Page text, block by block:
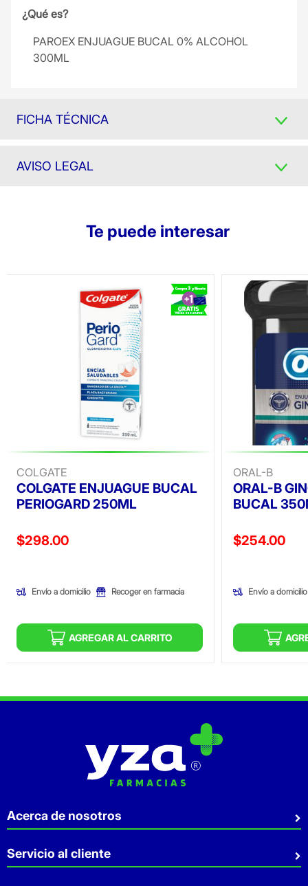
¿Qué es?
PAROEX ENJUAGUE BUCAL 0% ALCOHOL
300ML
FICHA TÉCNICA
AVISO LEGAL
Te puede interesar
COLGATE
COLGATE ENJUAGUE BUCAL
PERIOGARD 250ML
Precio reducido de
$298.00
Envío a domicilio Recoger en farmacia
AGREGAR AL CARRITO
ORAL-B
ORAL-B
BUCAL
Precio
$254.00
Envío a domicilio
Acerca de nosotros
Quiénes somos
Sostenibilidad
Servicio al cliente